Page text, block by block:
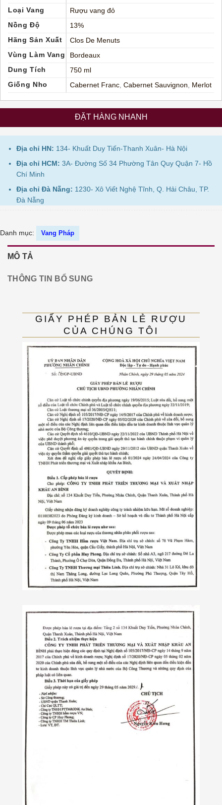
Loại Vang
Rượu vang đỏ
Nồng Độ
13%
Hãng Sản Xuất
Clos De Menuts
Vùng Làm Vang
Bordeaux
Dung Tích
750 ml
Giống Nho
Cabernet Franc, Cabernet Sauvignon Merlot
ĐẶT HÀNG NHANH
Địa chỉ HN: 134- Khuất Duy Tiến-Thanh Xuân- Hà Nội
Địa chỉ HCM: 3A- Đường Số 34 Phường Tân Quy Quận 7- Hồ
Chí Minh
Địa chỉ Đà Nẵng: 1230- Xô Viết Nghệ Tĩnh, Q. Hải Châu, TP.
Đà Nẵng
Danh mục: Vang Pháp
MÔ TẢ
THÔNG TIN BỔ SUNG
GIẤY PHÉP BẢN LẺ RƯỢU
CỦA CHÚNG TÔI